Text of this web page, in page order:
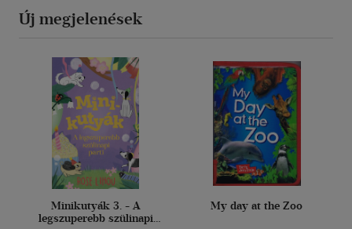
Új megjelenések
Minikutyák 3. - A
legszuperebb szülinapi
My day at the Zoo